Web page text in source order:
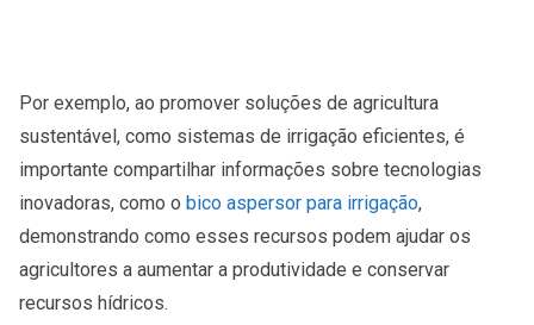
Por exemplo, ao promover soluções de agricultura
sustentável, como sistemas de irrigação eficientes, é
importante compartilhar informações sobre tecnologias
inovadoras, como o bico aspersor para irrigação,
demonstrando como esses recursos podem ajudar os
agricultores a aumentar a produtividade e conservar
recursos hídricos.